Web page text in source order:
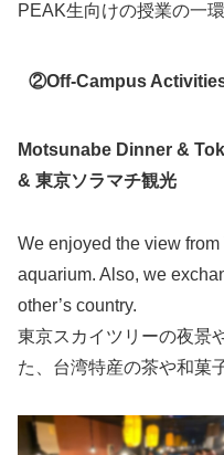
PEAK生向けの授業の一
②Off-Campus
Motsunabe Dinner &
& 東京ソラマチ観光
We enjoyed the view
aquarium. Also, we
other’s country.
東京スカイツリーの夜景
た、台湾特産の茶や和菓